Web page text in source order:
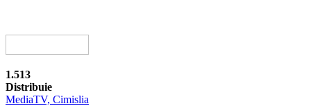
1.513
Distribuie
MediaTV, Cimislia